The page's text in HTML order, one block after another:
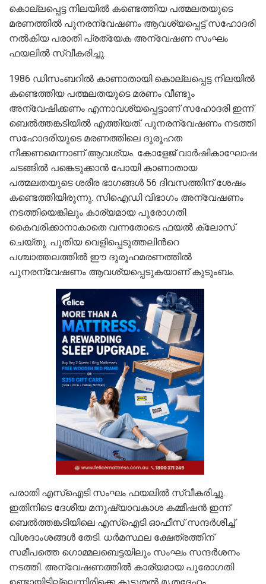
കൊല്ലപ്പെട്ട നിലയിൽ കണ്ടെത്തിയ പത്മലതയുടെ
മരണത്തിൽ പുനരന്വേഷണം ആവശ്യപ്പെട്ട് സഹോദരി
നൽകിയ പരാതി പ്രത്യേക അന്വേഷണ സംഘം
ഫയലിൽ സ്വീകരിച്ചു.
1986 ഡിസംബറിൽ കാണാതായി കൊല്ലപ്പെട്ട നിലയിൽ
കണ്ടെത്തിയ പത്മലതയുടെ മരണം വീണ്ടും
അന്വേഷിക്കണം എന്നാവശ്യപ്പെട്ടാണ് സഹോദരി ഇന്ന്
ബെൽത്തങ്കടിയിൽ എത്തിയത്. പുനരന്വേഷണം നടത്തി
സഹോദരിയുടെ മരണത്തിലെ ദുരൂഹത
നീക്കണമെന്നാണ് ആവശ്യം. കോളേജ് വാർഷികാഘോഷ
ചടങ്ങിൽ പങ്കെടുക്കാൻ പോയി കാണാതായ
പത്മലതയുടെ ശരീര ഭാഗങ്ങൾ 56 ദിവസത്തിന് ശേഷം
കണ്ടെത്തിയിരുന്നു. സിഐഡി വിഭാഗം അന്വേഷണം
നടത്തിയെങ്കിലും കാര്യമായ പുരോഗതി
കൈവരിക്കാനാകാതെ വന്നതോടെ ഫയൽ ക്ലോസ്
ചെയ്തു. പുതിയ വെളിപ്പെടുത്തലിന്‍റെ
പശ്ചാത്തലത്തിൽ ഈ ദുരൂഹമരണത്തിൽ
പുനരന്വേഷണം ആവശ്യപ്പെടുകയാണ് കുടുംബം.
പരാതി എസ്ഐടി സംഘം ഫയലിൽ സ്വീകരിച്ചു.
ഇതിനിടെ ദേശീയ മനുഷ്യാവകാശ കമ്മീഷൻ ഇന്ന്
ബെൽത്തങ്കടിയിലെ എസ്ഐടി ഓഫീസ് സന്ദ‍ർശിച്ച്
വിശദാംശങ്ങൾ തേടി. ധ‌‍ർമസ്ഥല ക്ഷേത്രത്തിന്
സമീപത്തെ ഗൊമ്മലബെട്ടയിലും സംഘം സന്ദ‍ർശനം
നടത്തി. അന്വേഷണത്തിൽ കാര്യമായ പുരോഗതി
ഉണ്ടായിട്ടില്ലെന്നിരിക്കെ കൂടുതൽ മൃതദേഹം